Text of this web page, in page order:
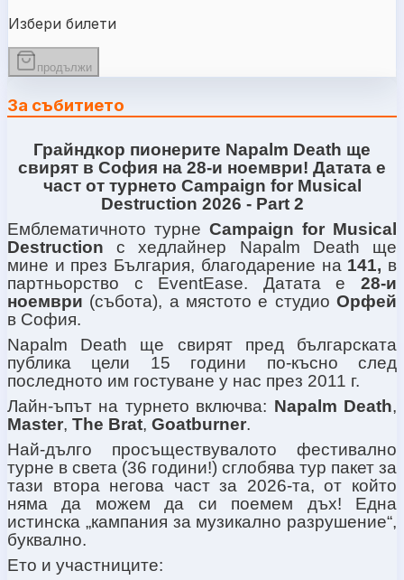
Избери билети
продължи
За събитието
Грайндкор пионерите Napalm Death ще
свирят в София на 28-и ноември! Датата е
част от турнето Campaign for Musical
Destruction 2026 - Part 2
Емблематичното турне Campaign for Musical
Destruction
с хедлайнер Napalm Death ще
мине и през България, благодарение на 141, в
партньорство с EventEase. Датата е28-и
ноември (събота), а мястото е студиоОрфей
в София.
Napalm Death ще свирят пред българската
публика цели 15 години по-късно след
последното им гостуване у нас през 2011 г.
Лайн-ъпът на турнето включва: Napalm Death,
Master, The Brat, Goatburner.
Най-дълго просъществувалото фестивално
турне в света (36 години!) сглобява тур пакет за
тази втора негова част за 2026-та, от който
няма да можем да си поемем дъх! Една
истинска „кампания за музикално разрушение“,
буквално.
Ето и участниците: